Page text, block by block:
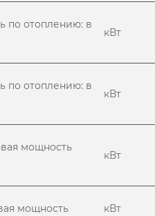
по отоплению: в
кВт
по отоплению: в
кВт
мощность
кВт
мощность кВт